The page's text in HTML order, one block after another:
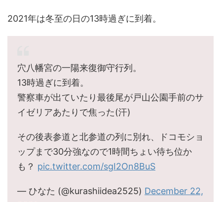
2021年は冬至の日の13時過ぎに到着。
穴八幡宮の一陽来復御守行列。
13時過ぎに到着。
警察車が出ていたり最後尾が戸山公園手前のサ
イゼリアあたりで焦った(汗)
その後表参道と北参道の列に別れ、ドコモショ
ップまで30分強なので1時間ちょい待ち位か
も？ pic.twitter.com/sgI2On8BuS
— ひなた (@kurashiidea2525) December 22,